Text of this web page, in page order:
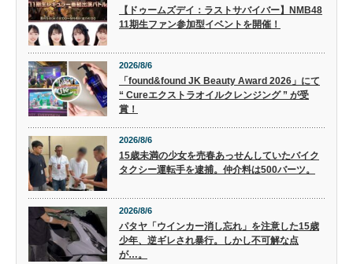
【ドゥームズデイ：ラストサバイバー】NMB48
11期生ファン参加型イベントを開催！
2026/8/6
「found&found JK Beauty Award 2026」にて
“ Cureエクストラオイルクレンジング ” が受
賞！
2026/8/6
15歳未満の少女を売春あっせんしていたバイク
タクシー運転手を逮捕。仲介料は500バーツ。
2026/8/6
パタヤ「ウインカー消し忘れ」を注意した15歳
少年、逆ギレされ暴行。しかし不可解な点
が…。